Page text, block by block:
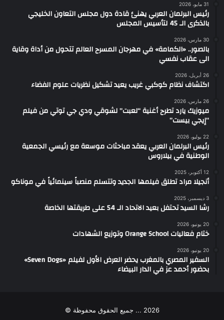
31 مايو، 2026
رئيس البرلمان العربي يهنئ قادة دول مجلس التعاون الخليجي
بالذكرى الـ 45 لتأسيس المجلس
30 مارس، 2026
بالصور.. «الكمامة» في مهرجان المسرح العالم تتحول من أداة وقاية
الى عقاب نفسي
26 أبريل، 2026
اكتشاف نظام كوكبي غريب يعيد تشكيل نظريات علوم الفضاء
26 مارس، 2026
ميوزيك يارد تطرح أغنية “لعبت” لشوقي ودي جي توتي من فيلم
“إيجي بيست”
22 يوليو، 2026
رئيس البرلمان العربي يعقد مباحثات موسعة مع رئيسي الجمعية
الوطنية في بيلاروس
12 أكتوبر، 2025
أنجيلا مراد تطلق فيلمها الجديد وتتسلم منصباً سينمائياً في موناكو
3 ديسمبر، 2025
رشا السيد تحتفل بعيد الاتحاد الـ 54 على طريقتها الخاصة
20 يونيو، 2026
ختام فعاليات Orange School وتوزيع الشهادات
20 يونيو، 2026
السفير المصري بالمغرب يحضر العرض الأول لفيلم «Seven Dogs»
بحضور أحمد عز في الدار البيضاء
2026 ... جميع الحقوق محفوظة ©